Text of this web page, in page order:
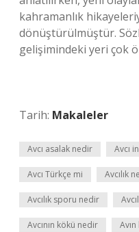
kahramanlık
dönüştürülmüştür.
gelişimindeki yeri çok
Tarih: Makaleler
Avcı asalak nedir Avcı
Avcı Türkçe mi Avcılık
Avcılık sporu nedir
Avcının kökü nedir